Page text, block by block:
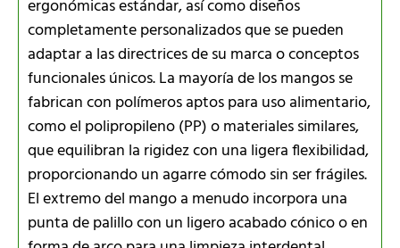
ergonómicas estándar, así como diseños
completamente personalizados que se pueden
adaptar a las directrices de su marca o conceptos
funcionales únicos. La mayoría de los mangos se
fabrican con polímeros aptos para uso alimentario,
como el polipropileno (PP) o materiales similares,
que equilibran la rigidez con una ligera flexibilidad,
proporcionando un agarre cómodo sin ser frágiles.
El extremo del mango a menudo incorpora una
punta de palillo con un ligero acabado cónico o en